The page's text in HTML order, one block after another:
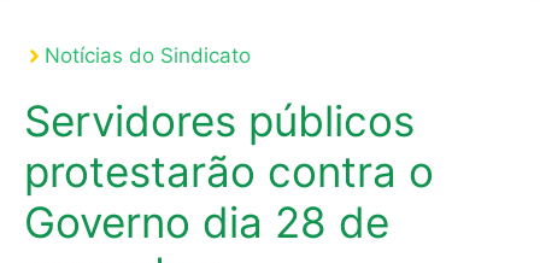
Notícias do Sindicato
Servidores públicos
protestarão contra o
Governo dia 28 de